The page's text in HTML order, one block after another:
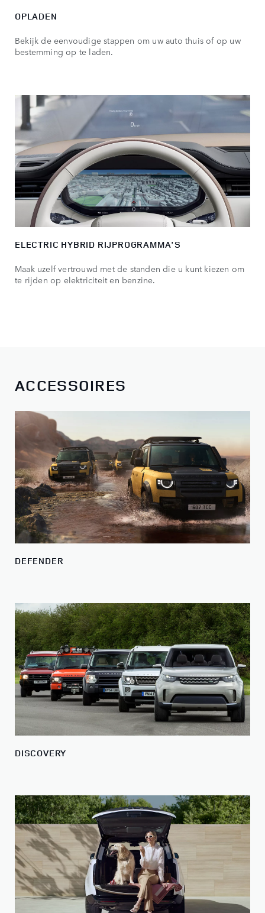
OPLADEN
Bekijk de eenvoudige stappen om uw auto thuis of op uw
bestemming op te laden.
ELECTRIC HYBRID RIJPROGRAMMA'S
Maak uzelf vertrouwd met de standen die u kunt kiezen om
te rijden op elektriciteit en benzine.
ACCESSOIRES
DEFENDER
DISCOVERY